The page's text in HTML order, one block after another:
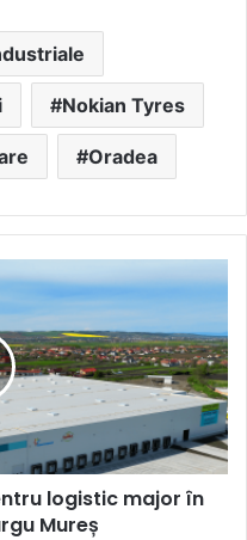
Nokian Tyres
Oradea
logistic major în
Mureș